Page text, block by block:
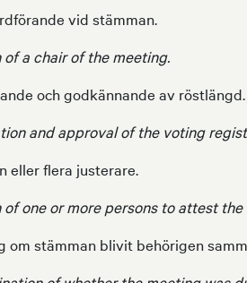
vid stämman.
of a chair of the meeting.
och godkännande av röstlängd.
and approval of the voting
eller flera justerare.
of one or more persons to attest the
om stämman blivit behörigen